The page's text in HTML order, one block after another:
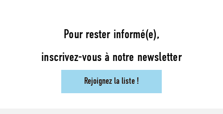
Pour rester informé(e),
inscrivez-vous à notre newsletter
Rejoignez la liste !